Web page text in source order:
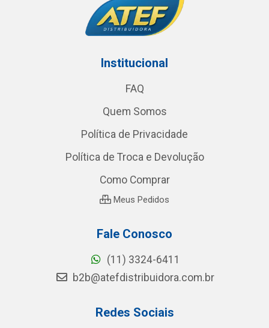
Institucional
FAQ
Quem Somos
Política de Privacidade
Política de Troca e Devolução
Como Comprar
Meus Pedidos
Fale Conosco
(11) 3324-6411
b2b@atefdistribuidora.com.br
Redes Sociais